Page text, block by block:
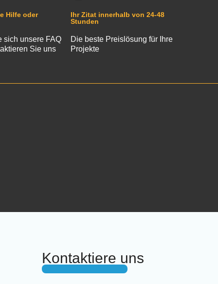
Hilfe oder
sich unsere FAQ
Sie uns
Ihr Zitat innerhalb von 24-48
Stunden
Die beste Preislösung für Ihre
Projekte
Kontaktiere uns